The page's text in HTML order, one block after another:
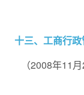
十三、工商行
（2008年11